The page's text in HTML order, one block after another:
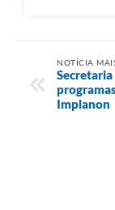
NOTÍCIA
Implanon